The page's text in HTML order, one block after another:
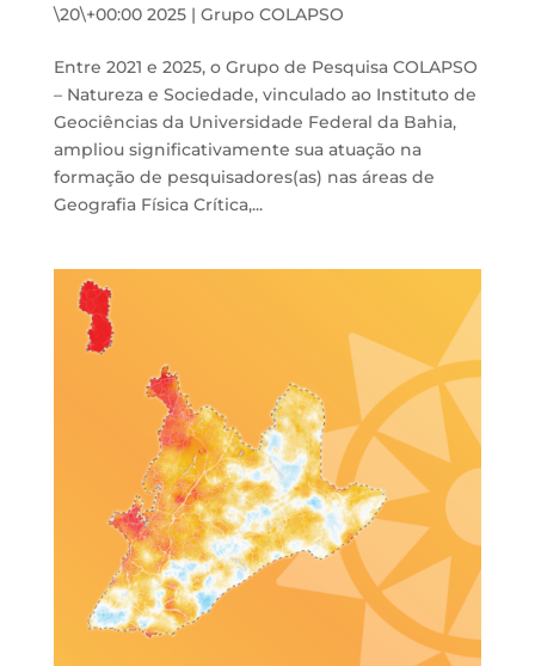
\20\+00:00 2025| Grupo COLAPSO
Entre 2021 e 2025, o Grupo de Pesquisa COLAPSO
– Natureza e Sociedade, vinculado ao Instituto de
Geociências da Universidade Federal da Bahia,
ampliou significativamente sua atuação na
formação de pesquisadores(as) nas áreas de
Geografia Física Crítica,...